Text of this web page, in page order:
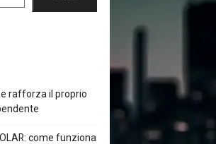
e rafforza il proprio
come funziona